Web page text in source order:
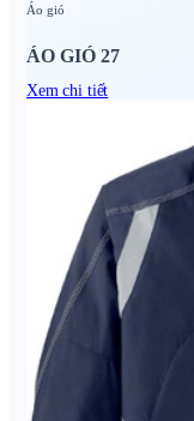
Áo gió
ÁO GIÓ 27
Xem chi tiết